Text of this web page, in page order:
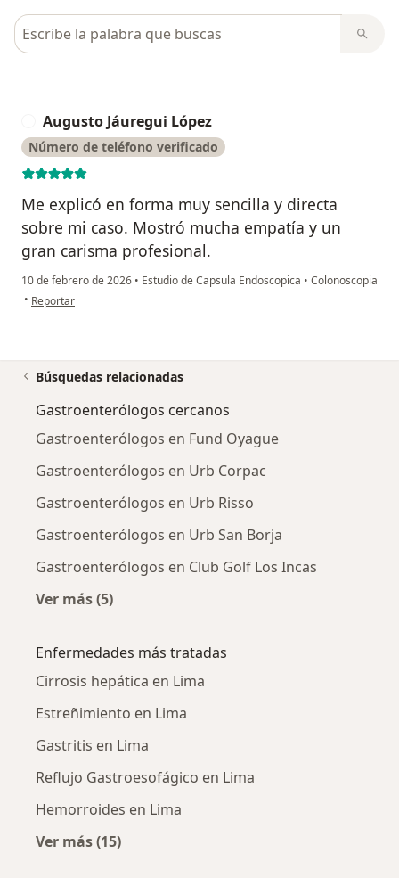
Busca en opiniones
Augusto Jáuregui López
Número de teléfono verificado
Me explicó en forma muy sencilla y directa
sobre mi caso. Mostró mucha empatía y un
gran carisma profesional.
10 de febrero de 2026 • Estudio de Capsula Endoscopica • Colonoscopia
• en opinión del usuario Augusto Jáuregui López
Reportar
Búsquedas relacionadas
Gastroenterólogos cercanos
Gastroenterólogos en Fund Oyague
Gastroenterólogos en Urb Corpac
Gastroenterólogos en Urb Risso
Gastroenterólogos en Urb San Borja
Gastroenterólogos en Club Golf Los Incas
Ver más (5)
Enfermedades más tratadas
Cirrosis hepática en Lima
Estreñimiento en Lima
Gastritis en Lima
Reflujo Gastroesofágico en Lima
Hemorroides en Lima
Ver más (15)